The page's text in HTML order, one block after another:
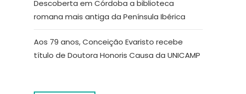
Descoberta em Córdoba a biblioteca
romana mais antiga da Península Ibérica
Aos 79 anos, Conceição Evaristo recebe
título de Doutora Honoris Causa da UNICAMP